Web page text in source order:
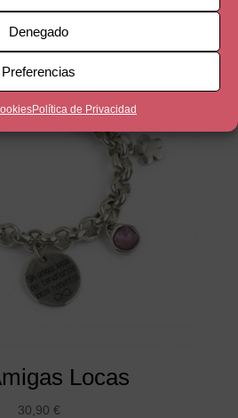
Denegado
Preferencias
Política de Privacidad
Locas
30,90 €